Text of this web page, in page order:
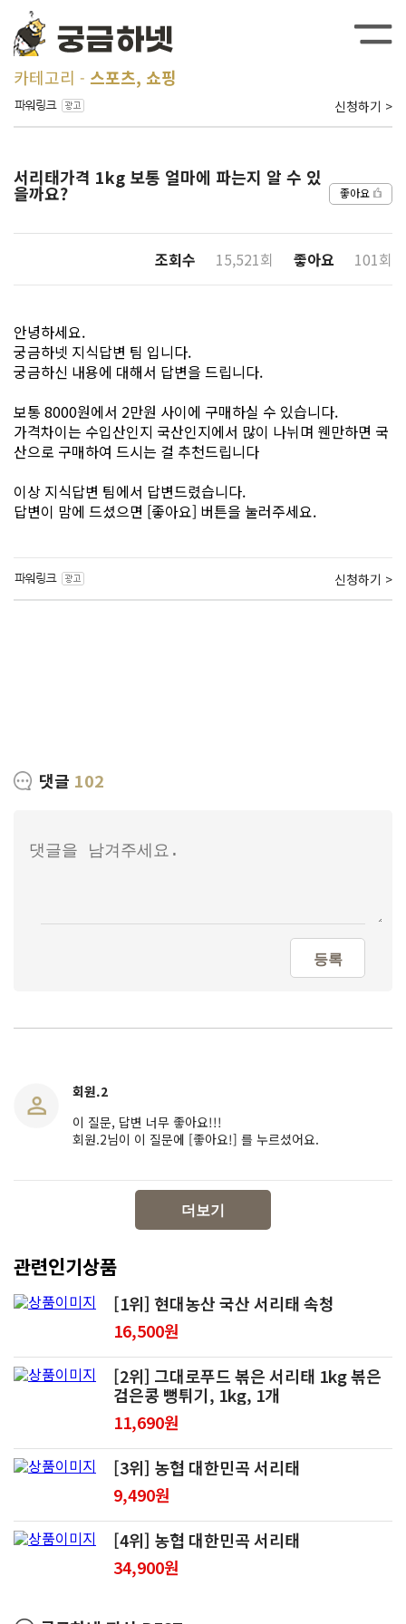
카테고리 스포츠, 쇼핑
신청하기 >
서리태가격 1kg 보통 얼마에 파는지 알 수 있
을까요? 좋아요
조회수 15,521회 좋아요 101회
안녕하세요.
궁금하넷 지식답변 팀 입니다.
궁금하신 내용에 대해서 답변을 드립니다.
보통 8000원에서 2만원 사이에 구매하실 수 있습니다.
가격차이는 수입산인지 국산인지에서 많이 나뉘며 웬만하면 국
산으로 구매하여 드시는 걸 추천드립니다
이상 지식답변 팀에서 답변드렸습니다.
답변이 맘에 드셨으면 [좋아요] 버튼을 눌러주세요.
신청하기 >
댓글 102
등록
회원.2
이 질문, 답변 너무 좋아요!!!
회원.2님이 이 질문에 [좋아요!] 를 누르셨어요.
더보기
관련인기상품
[1위] 현대농산 국산 서리태 속청
16,500원
[2위] 그대로푸드 볶은 서리태 1kg 볶은
검은콩 뻥튀기, 1kg, 1개
11,690원
[3위] 농협 대한민곡 서리태
9,490원
[4위] 농협 대한민곡 서리태
34,900원